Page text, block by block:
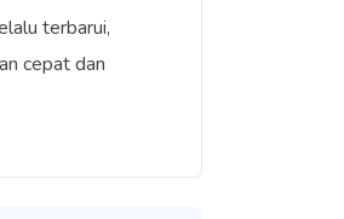
terbarui,
cepat dan